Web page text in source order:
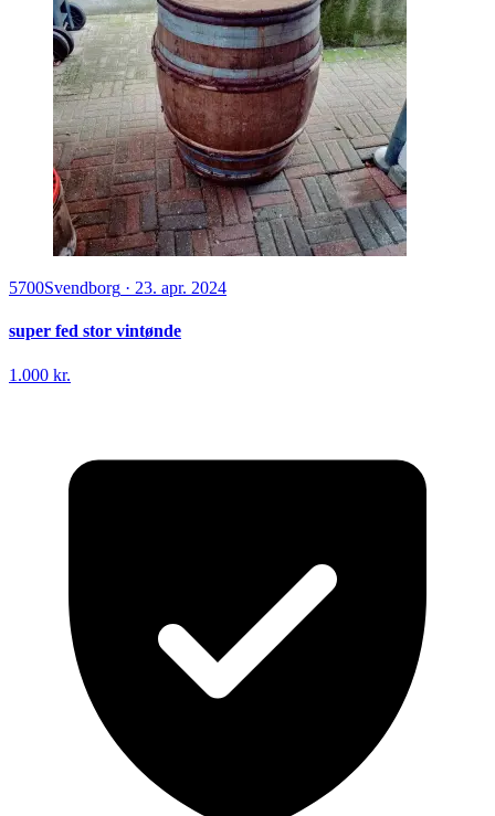
5700Svendborg · 23. apr. 2024
super fed stor vintønde
1.000 kr.